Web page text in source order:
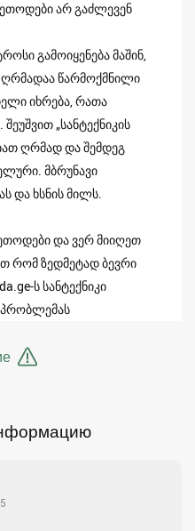
არ გაძლევენ
გამოიყენება მაშინ,
წარმოქმნილი
იხრება, რათა
„სანტექნიკის
ღრმად და შემდეგ
მბრუნავი
და ხსნის მილს.
და ვერ მიიღეთ
რომ ზედმეტად ბევრი
ს სანტექნიკი